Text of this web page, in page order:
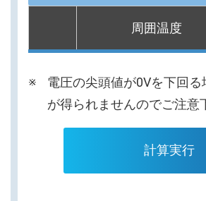
周囲温度
電圧の尖頭値が0Vを下回
が得られませんのでご注意
計算実行